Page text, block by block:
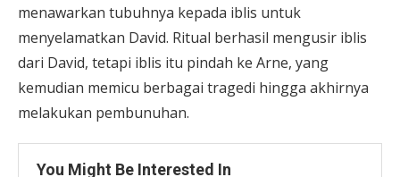
menawarkan tubuhnya kepada iblis untuk
menyelamatkan David. Ritual berhasil mengusir iblis
dari David, tetapi iblis itu pindah ke Arne, yang
kemudian memicu berbagai tragedi hingga akhirnya
melakukan pembunuhan.
You Might Be Interested In